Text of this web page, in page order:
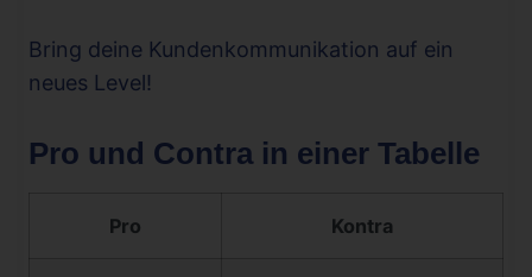
Bring deine Kundenkommunikation auf ein
neues Level!
Pro und Contra in einer Tabelle
Pro Kontra